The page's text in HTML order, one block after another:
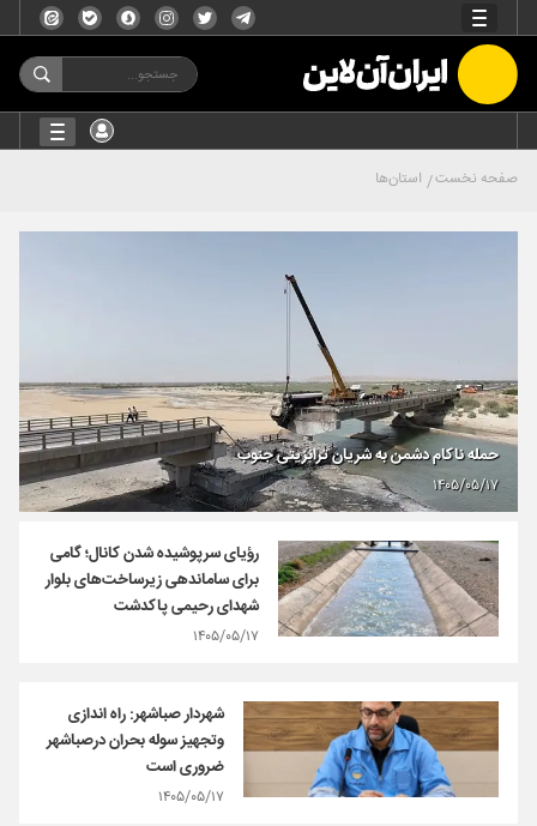
صفحه نخست استان‌ها
حمله ناکام دشمن به شریان ترانزیتی جنوب
۱۴۰۵/۰۵/۱۷
رؤیای سرپوشیده شدن کانال؛ گامی
برای ساماندهی زیرساخت‌های بلوار
شهدای رحیمی پاکدشت
۱۴۰۵/۰۵/۱۷
شهردار صباشهر: راه اندازی
و‌تجهیز سوله بحران درصباشهر
ضروری است
۱۴۰۵/۰۵/۱۷